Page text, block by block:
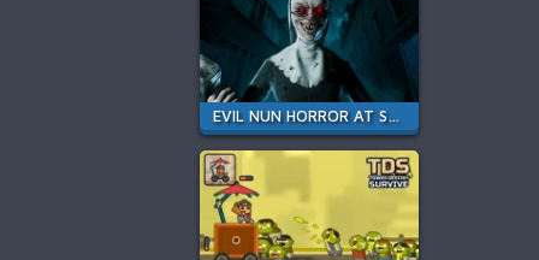
EVIL NUN HORROR AT SCHOOL